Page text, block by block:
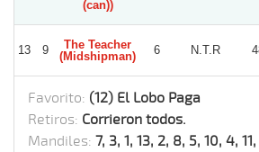
(can))
13 9
The Teacher
(Midshipman)
6 N.T.R
Favorito: (12) El Lobo Paga
Retiros: Corrieron todos.
Mandiles: 7, 3, 1, 13, 2, 8, 5, 10, 4,